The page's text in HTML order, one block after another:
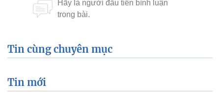
Tin cùng chuyên mục
Tin mới